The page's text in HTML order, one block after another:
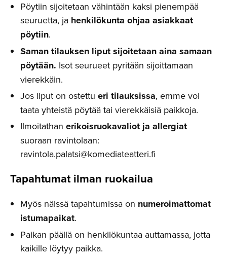
Pöytiin sijoitetaan vähintään kaksi pienempää
seuruetta, ja henkilökunta ohjaa asiakkaat
pöytiin.
Saman tilauksen liput sijoitetaan aina samaan
pöytään. Isot seurueet pyritään sijoittamaan
vierekkäin.
Jos liput on ostettu eri tilauksissa, emme voi
taata yhteistä pöytää tai vierekkäisiä paikkoja.
Ilmoitathan erikoisruokavaliot ja allergiat
suoraan ravintolaan:
ravintola.palatsi@komediateatteri.fi
Tapahtumat ilman ruokailua
Myös näissä tapahtumissa on numeroimattomat
istumapaikat.
Paikan päällä on henkilökuntaa auttamassa, jotta
kaikille löytyy paikka.